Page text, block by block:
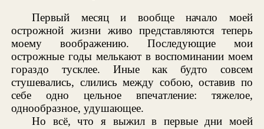
Первый месяц и вообще начало моей
острожной жизни живо представляются теперь
моему воображению. Последующие мои
острожные годы мелькают в воспоминании моем
гораздо тусклее. Иные как будто совсем
стушевались, слились между собою, оставив по
себе одно цельное впечатление: тяжелое,
однообразное, удушающее.
Но всё, что я выжил в первые дни моей